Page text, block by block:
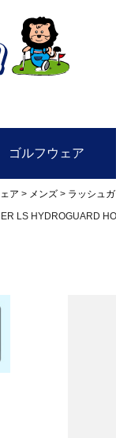
ゴルフウェア
ア メンズ ラッシュ
LS HYDROGUARD